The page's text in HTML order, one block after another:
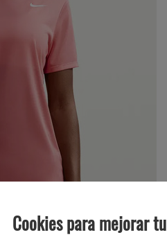
Cookies para mejorar tu